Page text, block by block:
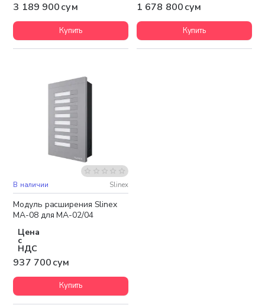
3 189 900 сум
Купить
1 678 800 сум
Купить
В наличии Slinex
Модуль расширения Slinex
MA-08 для MA-02/04
Цена
с
НДС
937 700 сум
Купить